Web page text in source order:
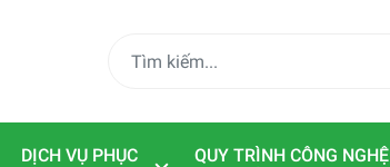
DỊCH VỤ PHỤC
QUY TRÌNH CÔNG NGHỆ